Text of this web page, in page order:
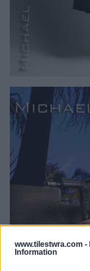
www.tilestwra.com -
Information